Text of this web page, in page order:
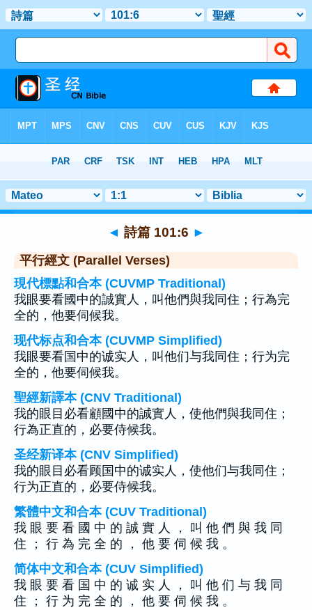
> 聖經金句 6
◄ 詩篇 101:6 ►
平行經文 (Parallel Verses)
現代標點和合本 (CUVMP Traditional)
我眼要看國中的誠實人，叫他們與我同住；行為完
全的，他要伺候我。
现代标点和合本 (CUVMP Simplified)
我眼要看国中的诚实人，叫他们与我同住；行为完
全的，他要伺候我。
聖經新譯本 (CNV Traditional)
我的眼目必看顧國中的誠實人，使他們與我同住；
行為正直的，必要侍候我。
圣经新译本 (CNV Simplified)
我的眼目必看顾国中的诚实人，使他们与我同住；
行为正直的，必要侍候我。
繁體中文和合本 (CUV Traditional)
我 眼 要 看 國 中 的 誠 實 人 ， 叫 他 們 與 我 同
住 ； 行 為 完 全 的 ， 他 要 伺 候 我 。
简体中文和合本 (CUV Simplified)
我 眼 要 看 国 中 的 诚 实 人 ， 叫 他 们 与 我 同
住 ； 行 为 完 全 的 ， 他 要 伺 候 我 。